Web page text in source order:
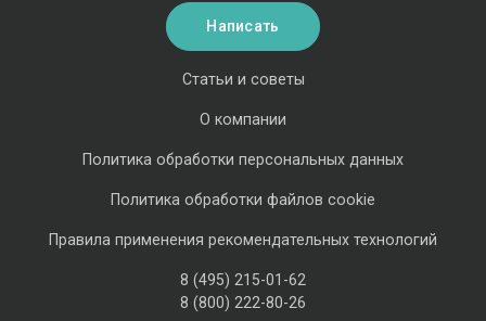
Статьи и советы
О компании
Политика обработки персональных данных
Политика обработки файлов cookie
Правила применения рекомендательных технологий
8 (495) 215-01-62
8 (800) 222-80-26
Написать